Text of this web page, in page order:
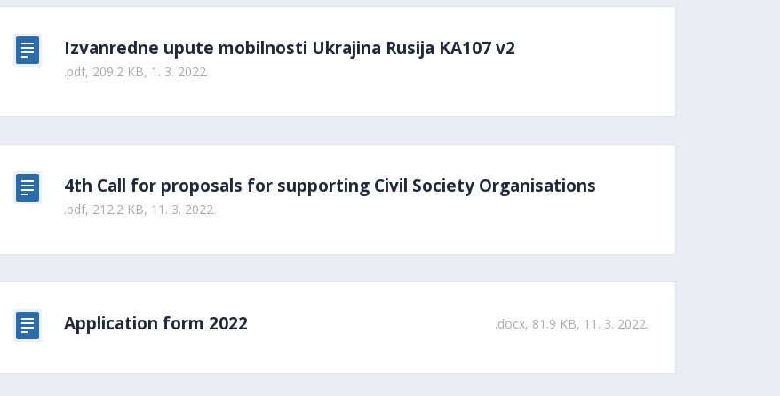
Izvanredne upute mobilnosti Ukrajina Rusija KA107 v2
.pdf, 209.2 KB, 1. 3. 2022.
4th Call for proposals for supporting Civil Society Organisations
.pdf, 212.2 KB, 11. 3. 2022.
Application form 2022 .docx, 81.9 KB, 11. 3. 2022.